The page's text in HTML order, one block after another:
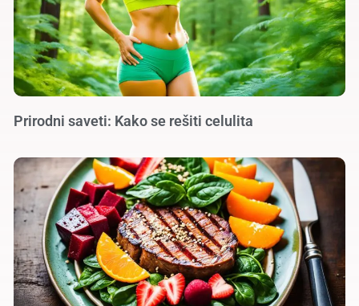
Prirodni saveti: Kako se rešiti celulita